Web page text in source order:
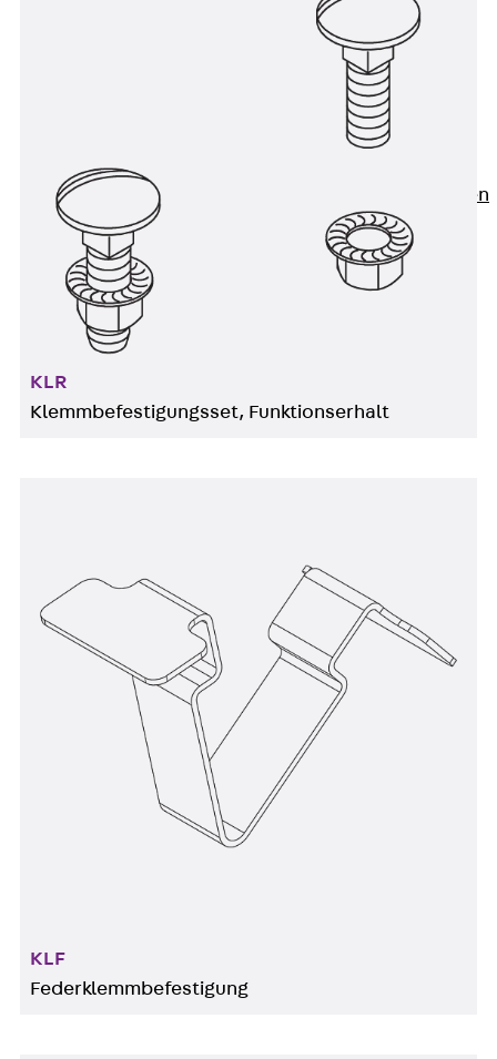
Technische Beratung
Standorte
Newsletter
Stellenausschreibungen
Unsere Standorte
Benefits
KLR
Klemmbefestigungsset, Funktionserhalt
KLF
Federklemmbefestigung